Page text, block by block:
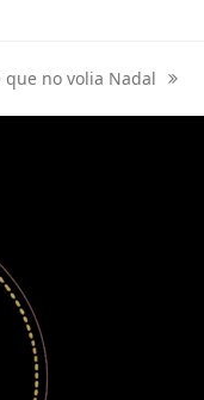
que no volia Nadal